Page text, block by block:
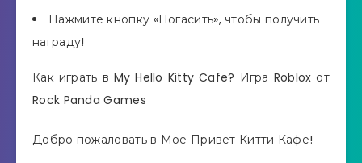
Нажмите кнопку «Погасить», чтобы получить
награду!
Как играть в My Hello Kitty Cafe? Игра Roblox от
Rock Panda Games
Добро пожаловать в Мое Привет Китти Кафе!